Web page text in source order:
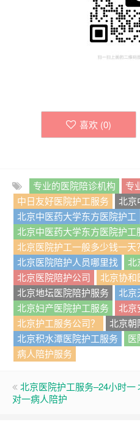
喜欢 (0)
专业的医院陪诊机构
专
中日友好医院护工服务
北京
北京中医药大学东方医院护工
北京中医药大学东方医院护工
北京医院护工一般多少钱一天？
北京医院陪护人员哪里找
北
北京医院陪护公司
北京协和
北京地坛医院陪护服务
北京
北京妇产医院护工服务
北京
北京护工服务公司？
北京朝
北京积水潭医院护工服务
医
病人陪护服务
北京医院护工服务–24小时一
对一病人陪护